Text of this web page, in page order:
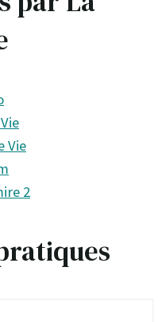
Vie
2